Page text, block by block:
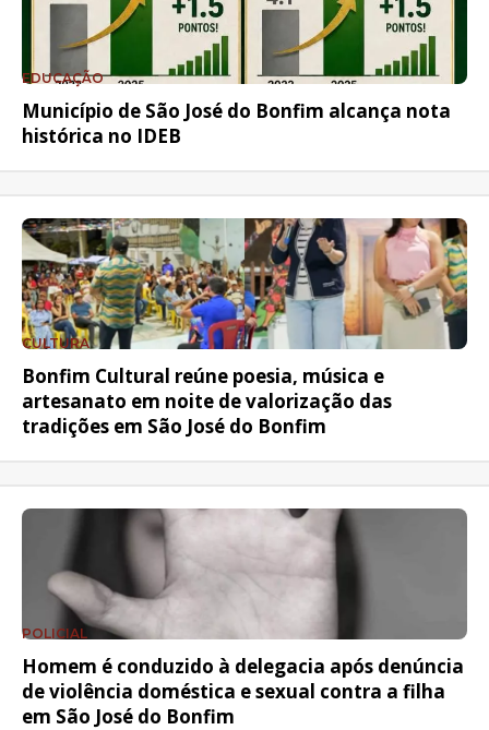
EDUCAÇÃO
Município de São José do Bonfim alcança nota
histórica no IDEB
CULTURA
Bonfim Cultural reúne poesia, música e
artesanato em noite de valorização das
tradições em São José do Bonfim
POLICIAL
Homem é conduzido à delegacia após denúncia
de violência doméstica e sexual contra a filha
em São José do Bonfim